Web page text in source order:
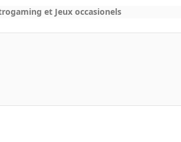
et Jeux occasionels